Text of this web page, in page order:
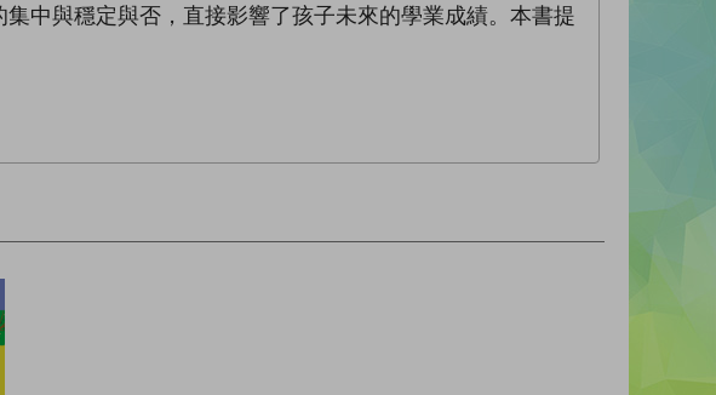
中與穩定與否，直接影響了孩子未來的學業成績。本書提